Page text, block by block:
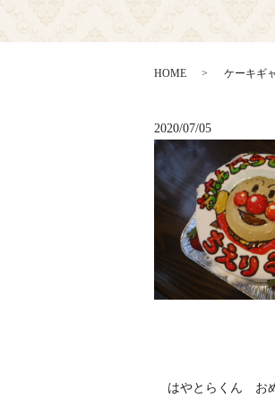
HOME ケーキギ
2020/07/05
はやとらくん お